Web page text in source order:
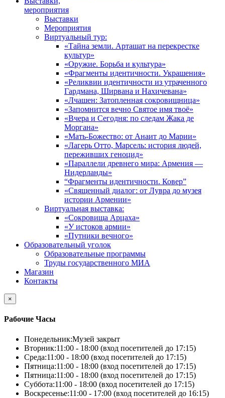
мероприятия
Выставки
Мероприятия
Виртуальный тур:
«Тайна земли. Арташат на перекрестке
культур»
«Оружие. Борьба и культура»
«Фрагменты идентичности. Украшения»
«Реликвии идентичности из утраченного
Гардмана, Ширвана и Нахичевана»
«Лчашен: Затопленная сокровищница»
«Запомнится вечно Святое имя твоё»
«Вчера и Сегодня: по следам Жака де
Моргана»
«Мать-Божество: от Анаит до Марии»
«Лагерь Отто, Марсель: история людей,
переживших геноцид»
«Параллели древнего мира: Армения —
Нидерланды»
“Фрагменты идентичности. Ковер”
«Священный диалог: от Лувра до музея
истории Армении»
Виртуальная выставка:
«Сокровища Арцаха»
«У истоков армии»
«Путники вечного»
Образовательный уголок
Образовательные программы
Труды государственного МИА
Магазин
Контакты
×
Рабочие Часы
Понедельник:Музей закрыт
Вторник:11:00 - 18:00 (вход посетителей до 17:15)
Среда:11:00 - 18:00 (вход посетителей до 17:15)
Пятница:11:00 - 18:00 (вход посетителей до 17:15)
Пятница:11:00 - 18:00 (вход посетителей до 17:15)
Суббота:11:00 - 18:00 (вход посетителей до 17:15)
Воскресенье:11:00 - 17:00 (вход посетителей до 16:15)